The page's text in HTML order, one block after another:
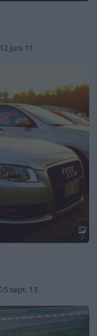
12 juni 11
3
5 sept. 13